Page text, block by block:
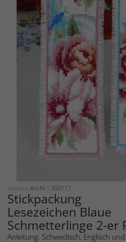
Vervaco Art.Nr.: 350111
Stickpackung
Lesezeichen Blaue
Schmetterlinge 2-er
Anleitung: Schwedisch, Englisch und